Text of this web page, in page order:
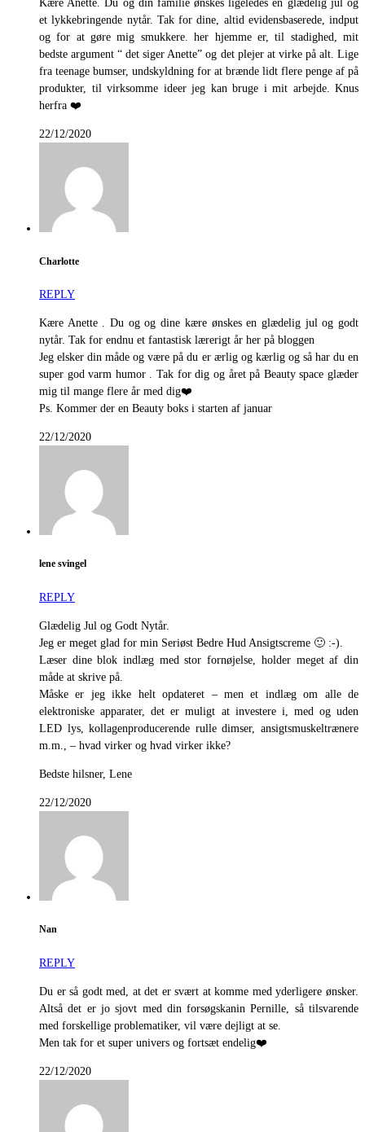
Kære Anette. Du og din familie ønskes ligeledes en glædelig jul og
et lykkebringende nytår. Tak for dine, altid evidensbaserede, indput
og for at gøre mig smukkere. her hjemme er, til stadighed, mit
bedste argument “ det siger Anette” og det plejer at virke på alt. Lige
fra teenage bumser, undskyldning for at brænde lidt flere penge af på
produkter, til virksomme ideer jeg kan bruge i mit arbejde. Knus
herfra ❤️
22/12/2020
Charlotte
REPLY
Kære Anette . Du og og dine kære ønskes en glædelig jul og godt
nytår. Tak for endnu et fantastisk lærerigt år her på bloggen
Jeg elsker din måde og være på du er ærlig og kærlig og så har du en
super god varm humor . Tak for dig og året på Beauty space glæder
mig til mange flere år med dig❤️
Ps. Kommer der en Beauty boks i starten af januar
22/12/2020
lene svingel
REPLY
Glædelig Jul og Godt Nytår.
Jeg er meget glad for min Seriøst Bedre Hud Ansigtscreme 🙂 :-).
Læser dine blok indlæg med stor fornøjelse, holder meget af din
måde at skrive på.
Måske er jeg ikke helt opdateret – men et indlæg om alle de
elektroniske apparater, det er muligt at investere i, med og uden
LED lys, kollagenproducerende rulle dimser, ansigtsmuskeltrænere
m.m., – hvad virker og hvad virker ikke?
Bedste hilsner, Lene
22/12/2020
Nan
REPLY
Du er så godt med, at det er svært at komme med yderligere ønsker.
Altså det er jo sjovt med din forsøgskanin Pernille, så tilsvarende
med forskellige problematiker, vil være dejligt at se.
Men tak for et super univers og fortsæt endelig❤️
22/12/2020